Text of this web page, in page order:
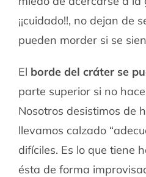
¡¡cuidado!!, no dejan de
pueden morder si se
El borde del cráter se
parte superior si no
Nosotros desistimos de
llevamos calzado
difíciles. Es lo que tiene
ésta de forma